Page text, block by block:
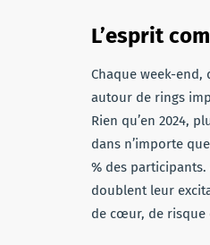
L’esprit
Chaque week-end,
autour de rings
Rien qu’en 2024,
dans n’importe
% des
doublent leur
de cœur, de risque